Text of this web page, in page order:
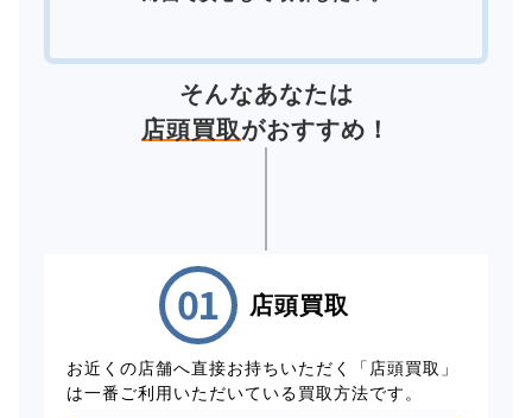
そんなあなたは
店頭買取がおすすめ！
店頭買取
お近くの店舗へ直接お持ちいただく「店頭買取」
は一番ご利用いただいている買取方法です。